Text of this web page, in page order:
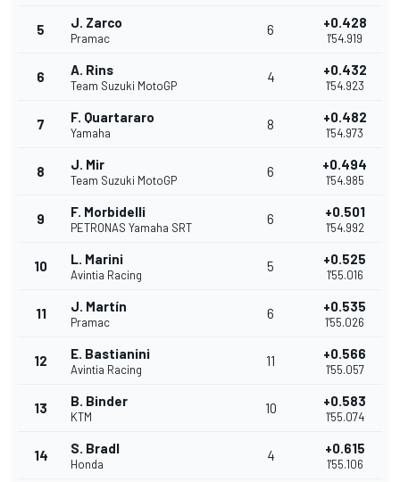
5 J. Zarco
Pramac
6 +0.428
1'54.919
6 A. Rins
Team Suzuki MotoGP
4 +0.432
1'54.923
7 F. Quartararo
Yamaha
8 +0.482
1'54.973
8 J. Mir
Team Suzuki MotoGP
6 +0.494
1'54.985
9 F. Morbidelli
PETRONAS Yamaha SRT
6 +0.501
1'54.992
10 L. Marini
Avintia Racing
5 +0.525
1'55.016
11 J. Martín
Pramac
6 +0.535
1'55.026
12 E. Bastianini
Avintia Racing
11 +0.566
1'55.057
13 B. Binder
KTM
10 +0.583
1'55.074
14 S. Bradl
Honda
4 +0.615
1'55.106